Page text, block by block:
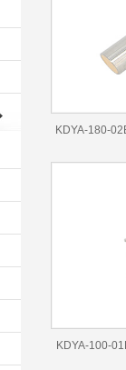
KDYA-180-
KDYA-100-